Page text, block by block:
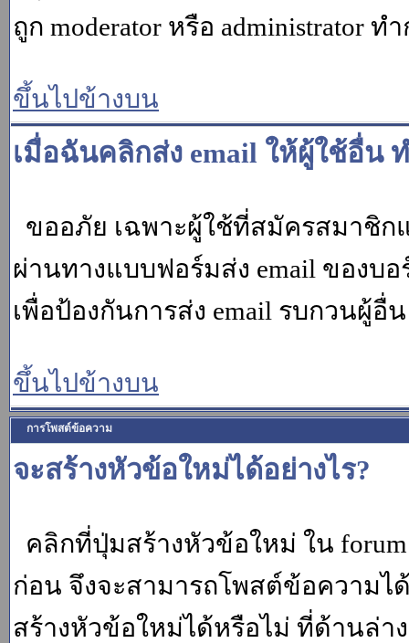
ถูก moderator หรือ administrator
ขึ้นไปข้างบน
เมื่อฉันคลิกส่ง email ให้ผู้ใช้อื่น
ขออภัย เฉพาะผู้ใช้ที่สมัครสมาชิก
ผ่านทางแบบฟอร์มส่ง email ของ
เพื่อป้องกันการส่ง email รบกวนผู้อื่
ขึ้นไปข้างบน
การโพสต์ข้อความ
จะสร้างหัวข้อใหม่ได้อย่างไร?
คลิกที่ปุ่มสร้างหัวข้อใหม่ ใน
ก่อน จึงจะสามารถโพสต์ข้อความ
สร้างหัวข้อใหม่ได้หรือไม่ ที่ด้านล่